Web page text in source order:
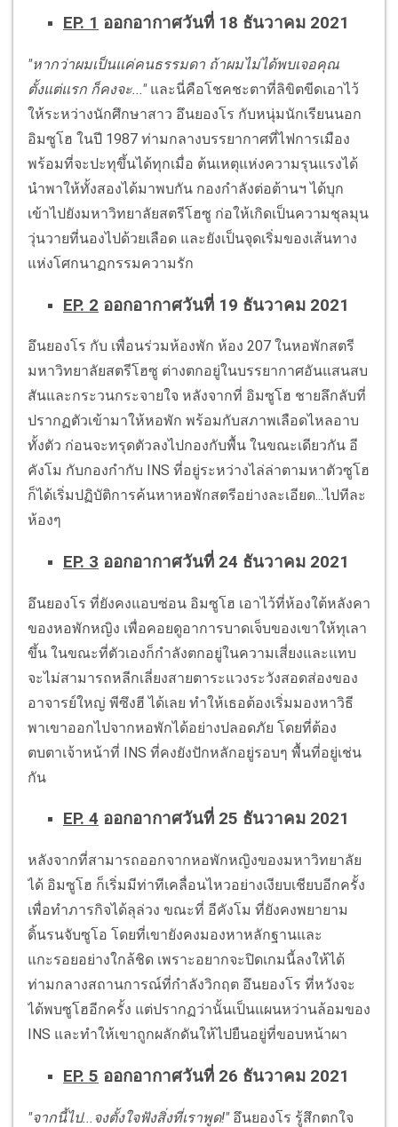
EP. 1 ออกอากาศวันที่ 18 ธันวาคม 2021
"หากว่าผมเป็นแค่คนธรรมดา ถ้าผมไม่ได้พบเจอคุณ
ตั้งแต่แรก ก็คงจะ..."และนี่คือโชคชะตาที่ลิขิตขีดเอาไว้
ให้ระหว่างนักศึกษาสาว อึนยองโร กับหนุ่มนักเรียนนอก
อิมซูโฮ ในปี 1987 ท่ามกลางบรรยากาศที่ไฟการเมือง
พร้อมที่จะปะทุขึ้นได้ทุกเมื่อ ต้นเหตุแห่งความรุนแรงได้
นำพาให้ทั้งสองได้มาพบกัน กองกำลังต่อต้านฯ ได้บุก
เข้าไปยังมหาวิทยาลัยสตรีโฮซู ก่อให้เกิดเป็นความชุลมุน
วุ่นวายที่นองไปด้วยเลือด และยังเป็นจุดเริ่มของเส้นทาง
แห่งโศกนาฏกรรมความรัก
EP. 2 ออกอากาศวันที่ 19 ธันวาคม 2021
อึนยองโร กับ เพื่อนร่วมห้องพัก ห้อง 207 ในหอพักสตรี
มหาวิทยาลัยสตรีโฮซู ต่างตกอยู่ในบรรยากาศอันแสนสบ
สันและกระวนกระจายใจ หลังจากที่ อิมซูโฮ ชายลึกลับที่
ปรากฏตัวเข้ามาให้หอพัก พร้อมกับสภาพเลือดไหลอาบ
ทั้งตัว ก่อนจะทรุดตัวลงไปกองกับพื้น ในขณะเดียวกัน อี
คังโม กับกองกำกับ INS ที่อยู่ระหว่างไล่ล่าตามหาตัวซูโฮ
ก็ได้เริ่มปฏิบัติการค้นหาหอพักสตรีอย่างละเอียด...ไปทีละ
ห้องๆ
EP. 3 ออกอากาศวันที่ 24 ธันวาคม 2021
อึนยองโร ที่ยังคงแอบซ่อน อิมซูโฮ เอาไว้ที่ห้องใต้หลังคา
ของหอพักหญิง เพื่อคอยดูอาการบาดเจ็บของเขาให้ทุเลา
ขึ้น ในขณะที่ตัวเองก็กำลังตกอยู่ในความเสี่ยงและแทบ
จะไม่สามารถหลีกเลี่ยงสายตาระแวงระวังสอดส่องของ
อาจารย์ใหญ่ พีซึงฮี ได้เลย ทำให้เธอต้องเริ่มมองหาวิธี
พาเขาออกไปจากหอพักได้อย่างปลอดภัย โดยที่ต้อง
ตบตาเจ้าหน้าที่ INS ที่คงยังปักหลักอยู่รอบๆ พื้นที่อยู่เช่น
กัน
EP. 4 ออกอากาศวันที่ 25 ธันวาคม 2021
หลังจากที่สามารถออกจากหอพักหญิงของมหาวิทยาลัย
ได้ อิมซูโฮ ก็เริ่มมีท่าทีเคลื่อนไหวอย่างเงียบเชียบอีกครั้ง
เพื่อทำภารกิจได้ลุล่วง ขณะที่ อีคังโม ที่ยังคงพยายาม
ดิ้นรนจับซูโอ โดยที่เขายังคงมองหาหลักฐานและ
แกะรอยอย่างใกล้ชิด เพราะอยากจะปิดเกมนี้ลงให้ได้
ท่ามกลางสถานการณ์ที่กำลังวิกฤต อึนยองโร ที่หวังจะ
ได้พบซูโฮอีกครั้ง แต่ปรากฏว่านั้นเป็นแผนหว่านล้อมของ
INS และทำให้เขาถูกผลักดันให้ไปยืนอยู่ที่ขอบหน้าผา
EP. 5 ออกอากาศวันที่ 26 ธันวาคม 2021
"จากนี้ไป...จงตั้งใจฟังสิ่งที่เราพูด!"อึนยองโร รู้สึกตกใจ